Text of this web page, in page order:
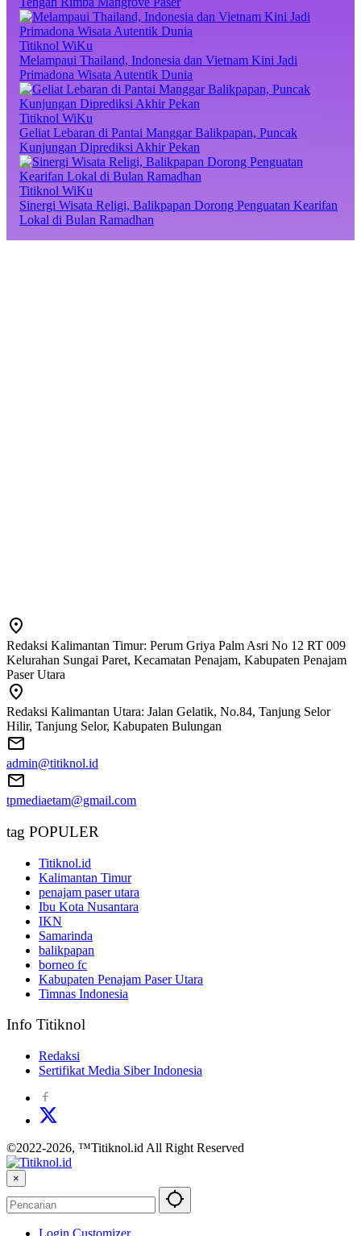
Titiknol WiKu
Melampaui Thailand, Indonesia dan Vietnam Kini Jadi
Primadona Wisata Autentik Dunia
Titiknol WiKu
Geliat Lebaran di Pantai Manggar Balikpapan, Puncak
Kunjungan Diprediksi Akhir Pekan
Titiknol WiKu
Sinergi Wisata Religi, Balikpapan Dorong Penguatan Kearifan
Lokal di Bulan Ramadhan
Redaksi Kalimantan Timur: Perum Griya Palm Asri No 12 RT 009
Kelurahan Sungai Paret, Kecamatan Penajam, Kabupaten Penajam
Paser Utara
Redaksi Kalimantan Utara: Jalan Gelatik, No.84, Tanjung Selor
Hilir, Tanjung Selor, Kabupaten Bulungan
admin@titiknol.id
tpmediaetam@gmail.com
tag POPULER
Titiknol.id
Kalimantan Timur
penajam paser utara
Ibu Kota Nusantara
IKN
Samarinda
balikpapan
borneo fc
Kabupaten Penajam Paser Utara
Timnas Indonesia
Info Titiknol
Redaksi
Sertifikat Media Siber Indonesia
©2022-2026, ™Titiknol.id All Right Reserved
×
Login Customizer